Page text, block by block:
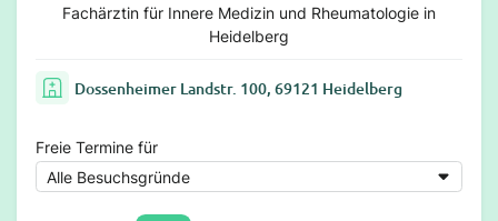
Fachärztin für Innere Medizin und Rheumatologie in
Heidelberg
Dossenheimer Landstr. 100, 69121 Heidelberg
Freie Termine für